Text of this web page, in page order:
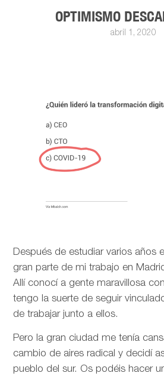
OPTIMISMO
abril 1, 2020
Después de estudiar varios años
gran parte de mi trabajo en
Allí conocí a gente maravillosa
tengo la suerte de seguir
de trabajar junto a ellos.
Pero la gran ciudad me tenía
cambio de aires radical y decidí
pueblo del sur. Os podéis hacer